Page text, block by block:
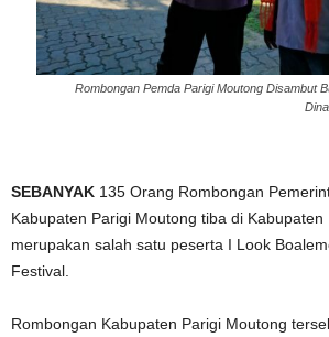
Rombongan Pemda Parigi Moutong Disambut
SEBANYAK 135 Orang Rombongan
Kabupaten Parigi Moutong tiba di Kabupaten
merupakan salah satu peserta I Look
Festival.
Rombongan Kabupaten Parigi Moutong